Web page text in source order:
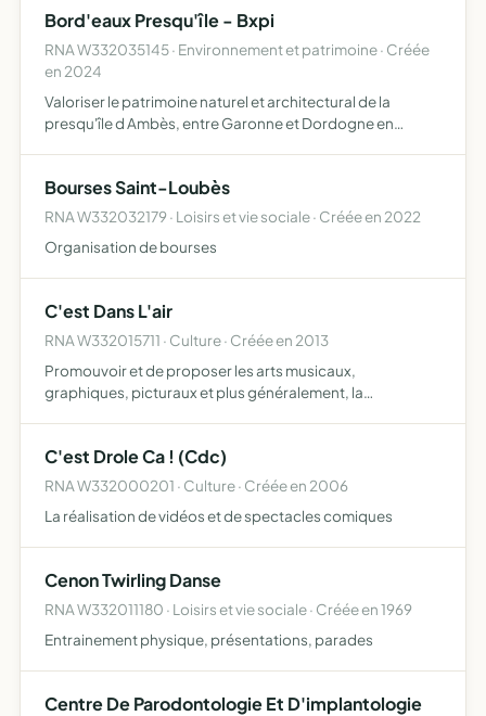
Bord'eaux Presqu'île - Bxpi
RNA W332035145 · Environnement et patrimoine · Créée
en 2024
Valoriser le patrimoine naturel et architectural de la
presqu'île d Ambès, entre Garonne et Dordogne en
Bourses Saint-Loubès
RNA W332032179 · Loisirs et vie sociale · Créée en 2022
Organisation de bourses
C'est Dans L'air
RNA W332015711 · Culture · Créée en 2013
Promouvoir et de proposer les arts musicaux,
graphiques, picturaux et plus généralement, la
création graphi…
C'est Drole Ca ! (Cdc)
RNA W332000201 · Culture · Créée en 2006
La réalisation de vidéos et de spectacles comiques
Cenon Twirling Danse
RNA W332011180 · Loisirs et vie sociale · Créée en 1969
Entrainement physique, présentations, parades
Centre De Parodontologie Et D'implantologie